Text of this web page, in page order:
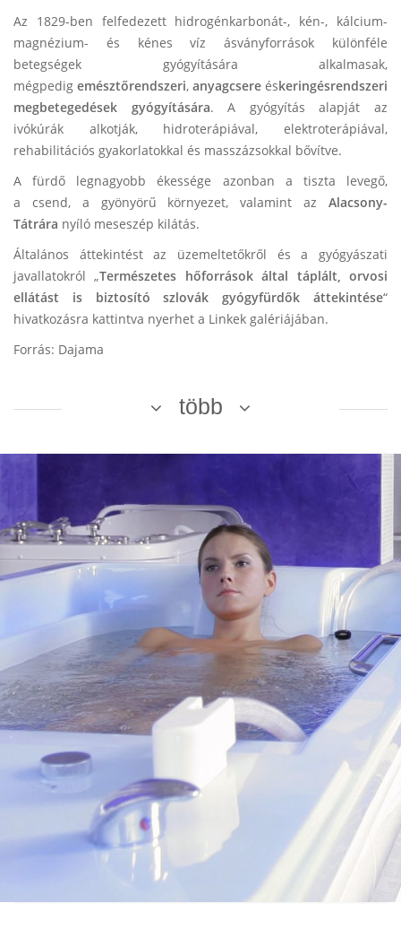
Az 1829-ben felfedezett hidrogénkarbonát-, kén-, kálcium-
magnézium- és kénes víz ásványforrások különféle
betegségek gyógyítására alkalmasak,
mégpedig emésztőrendszeri, anyagcsere éskeringésrendszeri
megbetegedések gyógyítására. A gyógyítás alapját az
ivókúrák alkotják, hidroterápiával, elektroterápiával,
rehabilitációs gyakorlatokkal és masszázsokkal bővítve.
A fürdő legnagyobb ékessége azonban a tiszta levegő,
a csend, a gyönyörű környezet, valamint az Alacsony-
Tátrára nyíló meseszép kilátás.
Általános áttekintést az üzemeltetőkről és a gyógyászati
javallatokról „Természetes hőforrások által táplált, orvosi
ellátást is biztosító szlovák gyógyfürdők áttekintése“
hivatkozásra kattintva nyerhet a Linkek galériájában.
Forrás: Dajama
több